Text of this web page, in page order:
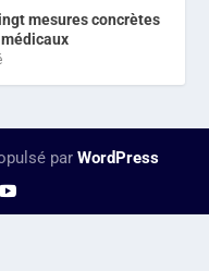
mesures concrètes
par WordPress